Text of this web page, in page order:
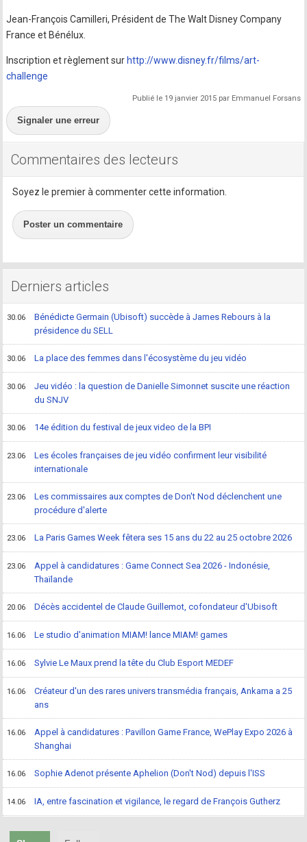
Jean-François Camilleri, Président de The Walt Disney Company
France et Bénélux.
Inscription et règlement sur http://www.disney.fr/films/art-
challenge
Publié le 19 janvier 2015 par Emmanuel Forsans
Signaler une erreur
Commentaires des lecteurs
Soyez le premier à commenter cette information.
Poster un commentaire
Derniers articles
30.06
Bénédicte Germain (Ubisoft) succède à James Rebours à la
présidence du SELL
30.06 La place des femmes dans l'écosystème du jeu vidéo
30.06
Jeu vidéo : la question de Danielle Simonnet suscite une réaction
du SNJV
30.06 14e édition du festival de jeux video de la BPI
23.06
Les écoles françaises de jeu vidéo confirment leur visibilité
internationale
23.06
Les commissaires aux comptes de Don't Nod déclenchent une
procédure d'alerte
23.06 La Paris Games Week fêtera ses 15 ans du 22 au 25 octobre 2026
23.06
Appel à candidatures : Game Connect Sea 2026 - Indonésie,
Thaïlande
20.06 Décès accidentel de Claude Guillemot, cofondateur d'Ubisoft
16.06 Le studio d'animation MIAM! lance MIAM! games
16.06 Sylvie Le Maux prend la tête du Club Esport MEDEF
16.06
Créateur d'un des rares univers transmédia français, Ankama a 25
ans
16.06
Appel à candidatures : Pavillon Game France, WePlay Expo 2026 à
Shanghai
16.06 Sophie Adenot présente Aphelion (Don't Nod) depuis l'ISS
14.06 IA, entre fascination et vigilance, le regard de François Gutherz